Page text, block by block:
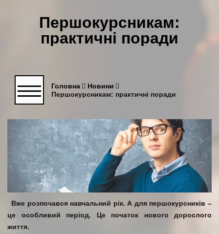
Першокурсникам:
практичні поради
Головна
Новини
Першокурсникам: практичні поради
Вже розпочався навчальний рік. А для першокурсників –
це особливий період. Це початок нового дорослого
життя.